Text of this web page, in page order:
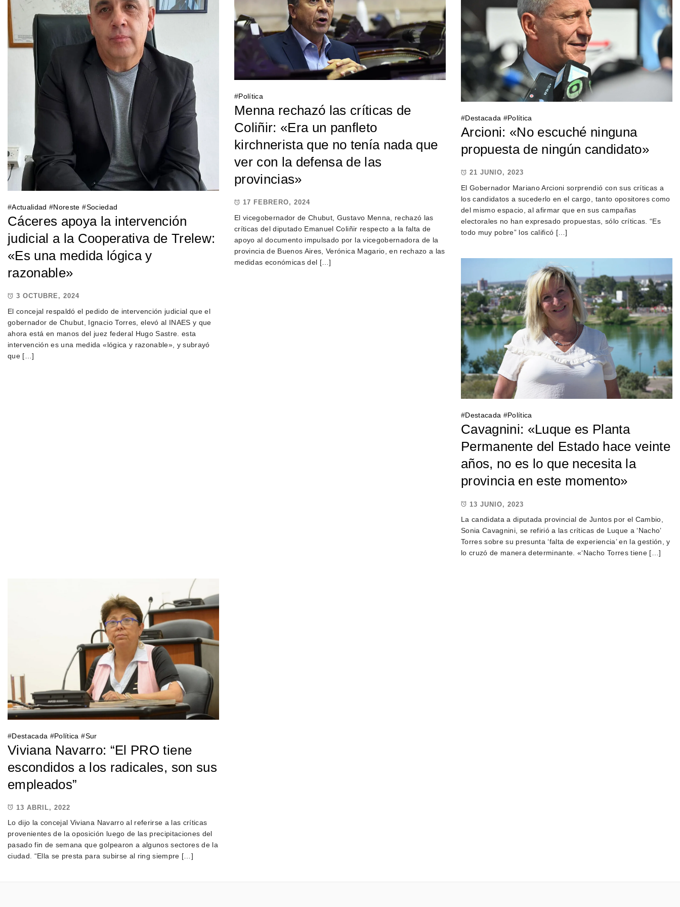
#Actualidad #Noreste #Sociedad
Cáceres apoya la intervención
judicial a la Cooperativa de Trelew:
«Es una medida lógica y
razonable»
3 OCTUBRE, 2024
El concejal respaldó el pedido de intervención judicial que el
gobernador de Chubut, Ignacio Torres, elevó al INAES y que
ahora está en manos del juez federal Hugo Sastre. esta
intervención es una medida «lógica y razonable», y subrayó
que […]
#Política
Menna rechazó las críticas de
Coliñir: «Era un panfleto
kirchnerista que no tenía nada que
ver con la defensa de las
provincias»
17 FEBRERO, 2024
El vicegobernador de Chubut, Gustavo Menna, rechazó las
críticas del diputado Emanuel Coliñir respecto a la falta de
apoyo al documento impulsado por la vicegobernadora de la
provincia de Buenos Aires, Verónica Magario, en rechazo a las
medidas económicas del […]
#Destacada #Política
Arcioni: «No escuché ninguna
propuesta de ningún candidato»
21 JUNIO, 2023
El Gobernador Mariano Arcioni sorprendió con sus críticas a
los candidatos a sucederlo en el cargo, tanto opositores como
del mismo espacio, al afirmar que en sus campañas
electorales no han expresado propuestas, sólo críticas. “Es
todo muy pobre” los calificó […]
#Destacada #Política
Cavagnini: «Luque es Planta
Permanente del Estado hace veinte
años, no es lo que necesita la
provincia en este momento»
13 JUNIO, 2023
La candidata a diputada provincial de Juntos por el Cambio,
Sonia Cavagnini, se refirió a las críticas de Luque a ‘Nacho’
Torres sobre su presunta ‘falta de experiencia’ en la gestión, y
lo cruzó de manera determinante. «‘Nacho Torres tiene […]
#Destacada #Política #Sur
Viviana Navarro: “El PRO tiene
escondidos a los radicales, son sus
empleados”
13 ABRIL, 2022
Lo dijo la concejal Viviana Navarro al referirse a las críticas
provenientes de la oposición luego de las precipitaciones del
pasado fin de semana que golpearon a algunos sectores de la
ciudad. “Ella se presta para subirse al ring siempre […]